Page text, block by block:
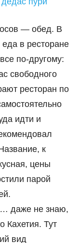
— обед. В
в ресторане
по-другому:
свободного
ресторан по
идти и
к
цены
парой
даже не знаю,
Кахетия. Тут
вид